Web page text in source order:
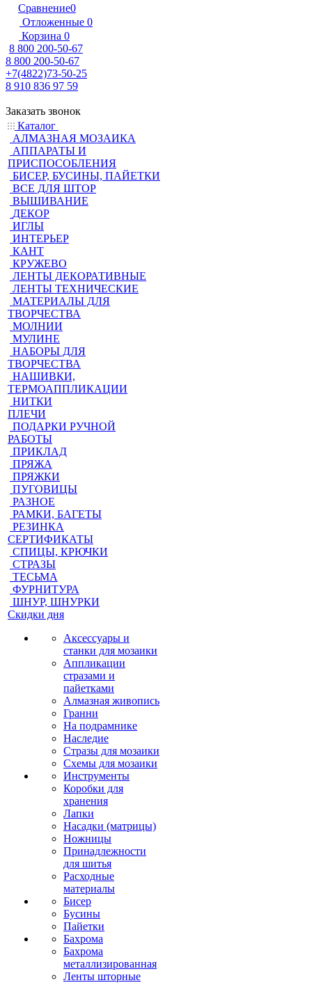
Сравнение0
Отложенные 0
Корзина 0
8 800 200-50-67
8 800 200-50-67
+7(4822)73-50-25
8 910 836 97 59
Заказать звонок
Каталог
АЛМАЗНАЯ МОЗАИКА
АППАРАТЫ И
ПРИСПОСОБЛЕНИЯ
БИСЕР, БУСИНЫ, ПАЙЕТКИ
ВСЕ ДЛЯ ШТОР
ВЫШИВАНИЕ
ДЕКОР
ИГЛЫ
ИНТЕРЬЕР
КАНТ
КРУЖЕВО
ЛЕНТЫ ДЕКОРАТИВНЫЕ
ЛЕНТЫ ТЕХНИЧЕСКИЕ
МАТЕРИАЛЫ ДЛЯ
ТВОРЧЕСТВА
МОЛНИИ
МУЛИНЕ
НАБОРЫ ДЛЯ
ТВОРЧЕСТВА
НАШИВКИ,
ТЕРМОАППЛИКАЦИИ
НИТКИ
ПЛЕЧИ
ПОДАРКИ РУЧНОЙ
РАБОТЫ
ПРИКЛАД
ПРЯЖА
ПРЯЖКИ
ПУГОВИЦЫ
РАЗНОЕ
РАМКИ, БАГЕТЫ
РЕЗИНКА
СЕРТИФИКАТЫ
СПИЦЫ, КРЮЧКИ
СТРАЗЫ
ТЕСЬМА
ФУРНИТУРА
ШНУР, ШНУРКИ
Скидки дня
Аксессуары и
станки для мозаики
Аппликации
стразами и
пайетками
Алмазная живопись
Гранни
На подрамнике
Наследие
Стразы для мозаики
Схемы для мозаики
Инструменты
Коробки для
хранения
Лапки
Насадки (матрицы)
Ножницы
Принадлежности
для шитья
Расходные
материалы
Бисер
Бусины
Пайетки
Бахрома
Бахрома
металлизированная
Ленты шторные